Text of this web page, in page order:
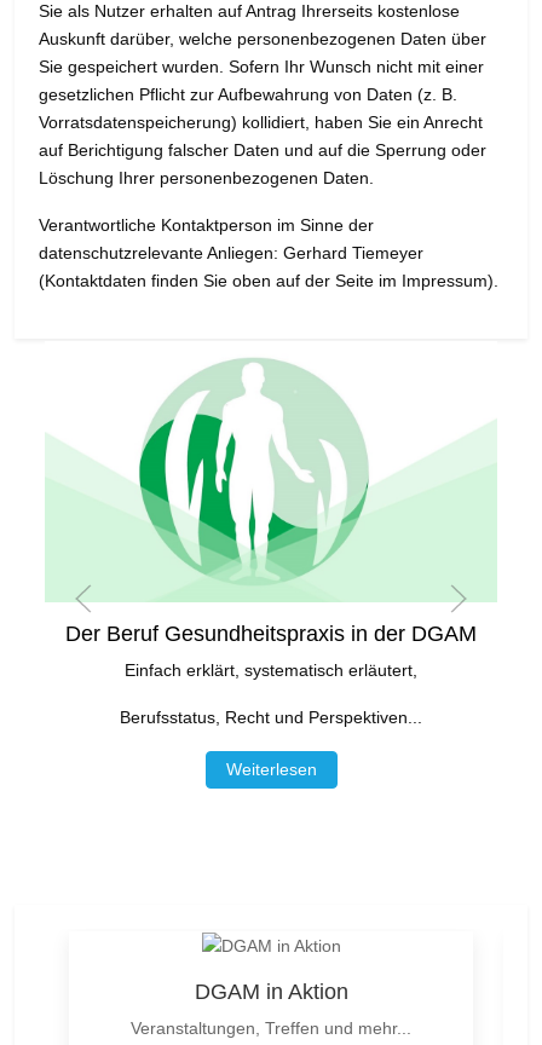
Sie als Nutzer erhalten auf Antrag Ihrerseits kostenlose
Auskunft darüber, welche personenbezogenen Daten über
Sie gespeichert wurden. Sofern Ihr Wunsch nicht mit einer
gesetzlichen Pflicht zur Aufbewahrung von Daten (z. B.
Vorratsdatenspeicherung) kollidiert, haben Sie ein Anrecht
auf Berichtigung falscher Daten und auf die Sperrung oder
Löschung Ihrer personenbezogenen Daten.
Verantwortliche Kontaktperson im Sinne der
datenschutzrelevante Anliegen: Gerhard Tiemeyer
(Kontaktdaten finden Sie oben auf der Seite im Impressum).
Der Beruf Gesundheitspraxis in der DGAM
Einfach erklärt, systematisch erläutert,
Berufsstatus, Recht und Perspektiven...
Weiterlesen
DGAM in Aktion
Veranstaltungen, Treffen und mehr...